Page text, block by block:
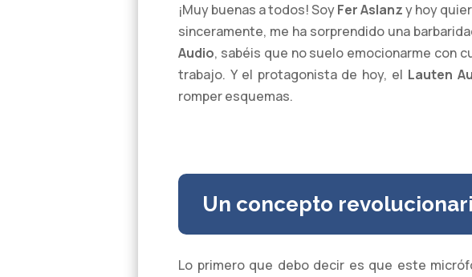
¡Muy buenas a todos! SoyFer Aslanzy hoy
sinceramente, me ha sorprendido una
Audio, sabéis que no suelo emocionarme con
trabajo. Y el protagonista de hoy, el Lauten
romper esquemas.
Un concepto
Lo primero que debo decir es que este